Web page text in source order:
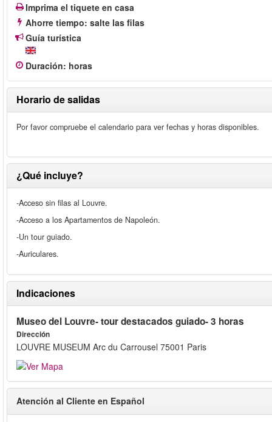
Imprima el tiquete en casa
Ahorre tiempo: salte las filas
Guía turística
Duración: horas
Horario de salidas
Por favor compruebe el calendario para ver fechas y horas disponibles.
¿Qué incluye?
-Acceso sin filas al Louvre.
-Acceso a los Apartamentos de Napoleón.
-Un tour guiado.
-Auriculares.
Indicaciones
Museo del Louvre- tour destacados guiado- 3 horas
Dirección
LOUVRE MUSEUM Arc du Carrousel 75001 Paris
Atención al Cliente en Español